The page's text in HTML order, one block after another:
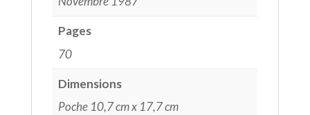
Pages
70
Dimensions
Poche 10,7 cm x 17,7 cm